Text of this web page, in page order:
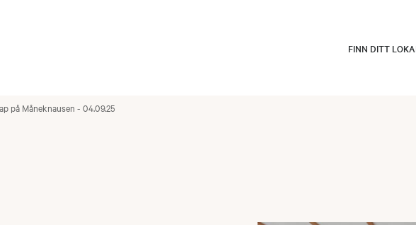
FINN DITT
på Måneknausen - 04.09.25